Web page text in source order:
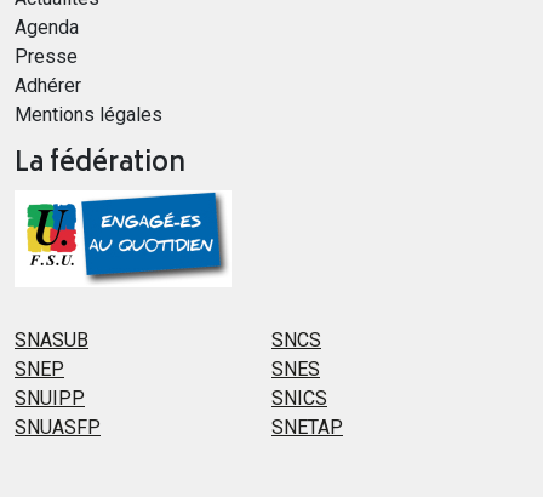
Agenda
Presse
Adhérer
Mentions légales
La fédération
SNASUB
SNCS
SNEP
SNES
SNUIPP
SNICS
SNUASFP
SNETAP